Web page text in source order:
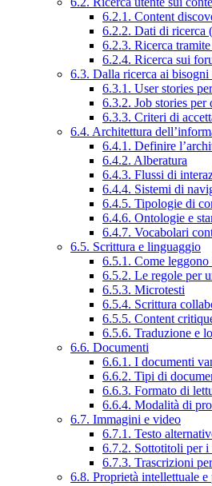
6.2.1. Content
6.2.2. Dati di ricerca
6.2.3. Ricerca
6.2.4. Ricerca sui
6.3. Dalla ricerca ai bisogni
6.3.1. User stories
6.3.2. Job stories
6.3.3. Criteri di
6.4. Architettura
6.4.1. Definire
6.4.2. Alberatura
6.4.3. Flussi di
6.4.4. Sistemi di
6.4.5. Tipologie di
6.4.6. Ontologie e
6.4.7. Vocabolari
6.5. Scrittura e linguaggio
6.5.1. Come
6.5.2. Le regole per
6.5.3. Microtesti
6.5.4. Scrittura
6.5.5. Content
6.5.6. Traduzione e
6.6. Documenti
6.6.1. I documenti
6.6.2. Tipi di
6.6.3. Formato di
6.6.4. Modalità di
6.7. Immagini e video
6.7.1. Testo
6.7.2. Sottotitoli per i
6.7.3. Trascrizioni
6.8. Proprietà intellettuale